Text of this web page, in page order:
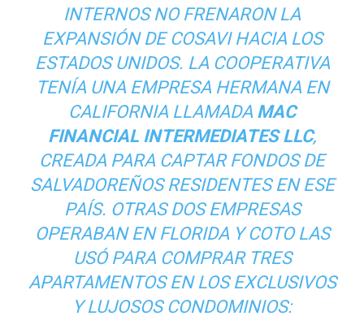
INTERNOS NO FRENARON LA
EXPANSIÓN DE COSAVI HACIA LOS
ESTADOS UNIDOS. LA COOPERATIVA
TENÍA UNA EMPRESA HERMANA EN
CALIFORNIA LLAMADA MAC
FINANCIAL INTERMEDIATES LLC,
CREADA PARA CAPTAR FONDOS DE
SALVADOREÑOS RESIDENTES EN ESE
PAÍS. OTRAS DOS EMPRESAS
OPERABAN EN FLORIDA Y COTO LAS
USÓ PARA COMPRAR TRES
APARTAMENTOS EN LOS EXCLUSIVOS
Y LUJOSOS CONDOMINIOS: